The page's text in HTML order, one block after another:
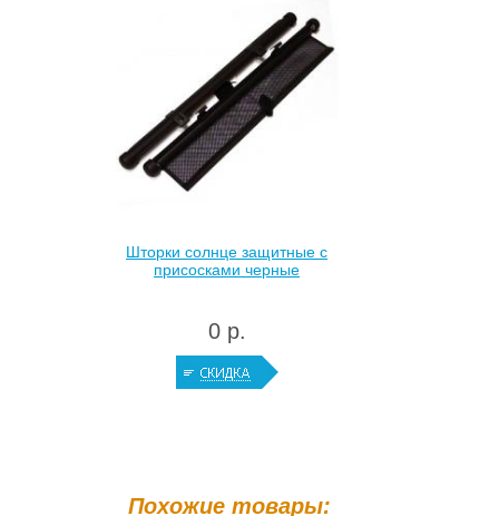
Похожие товары:
Шторки солнце защитные с
присосками черные
0 р.